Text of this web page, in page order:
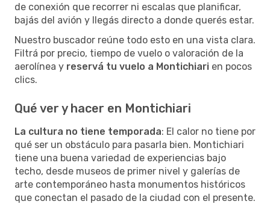
de conexión que recorrer ni escalas que planificar,
bajás del avión y llegás directo a donde querés estar.
Nuestro buscador reúne todo esto en una vista clara.
Filtrá por precio, tiempo de vuelo o valoración de la
aerolínea y reservá tu vuelo a Montichiari en pocos
clics.
Qué ver y hacer en Montichiari
La cultura no tiene temporada: El calor no tiene por
qué ser un obstáculo para pasarla bien. Montichiari
tiene una buena variedad de experiencias bajo
techo, desde museos de primer nivel y galerías de
arte contemporáneo hasta monumentos históricos
que conectan el pasado de la ciudad con el presente.